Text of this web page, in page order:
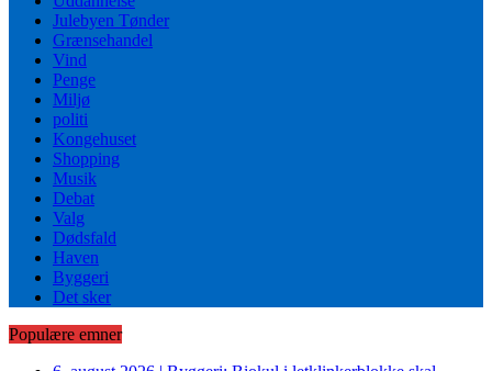
Julebyen Tønder
Grænsehandel
Vind
Penge
Miljø
politi
Kongehuset
Shopping
Musik
Debat
Valg
Dødsfald
Haven
Byggeri
Det sker
Populære emner